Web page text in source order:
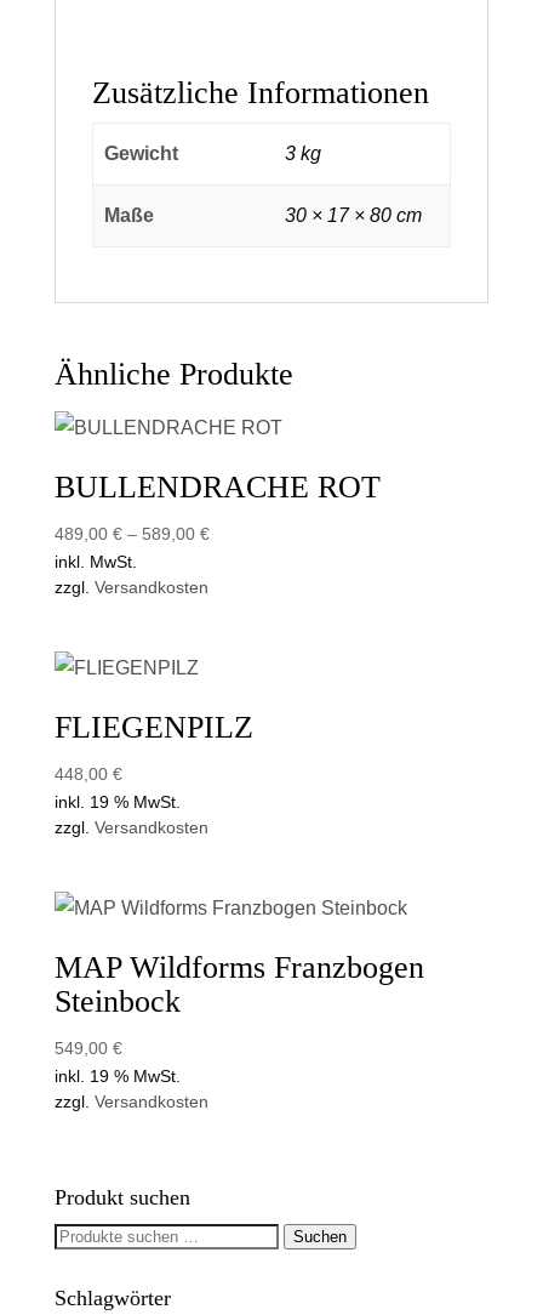
Zusätzliche Informationen
Gewicht 3 kg
Maße 30 × 17 × 80 cm
Ähnliche Produkte
BULLENDRACHE ROT
489,00 €– 589,00 €
inkl. MwSt.
zzgl. Versandkosten
FLIEGENPILZ
448,00 €
inkl. 19 % MwSt.
zzgl. Versandkosten
MAP Wildforms Franzbogen
Steinbock
549,00 €
inkl. 19 % MwSt.
zzgl. Versandkosten
Produkt suchen
Suchen
Suchen
Schlagwörter